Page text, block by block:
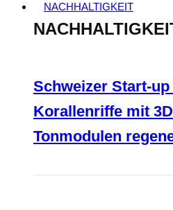
NACHHALTIGKEIT
Schweizer Start-
Korallenriffe mit
Tonmodulen